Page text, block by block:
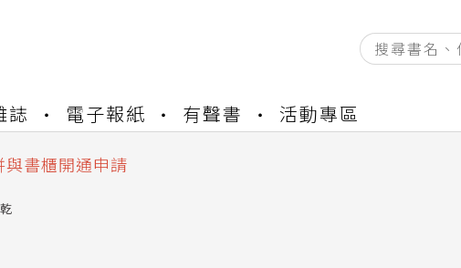
誌 電子報紙 有聲書 活動專區
及資產合併結果查詢
與書櫃開通申請
與資產合併申請圖文教學
資產合併結果查詢
，本站同步暫停部分閱讀服務